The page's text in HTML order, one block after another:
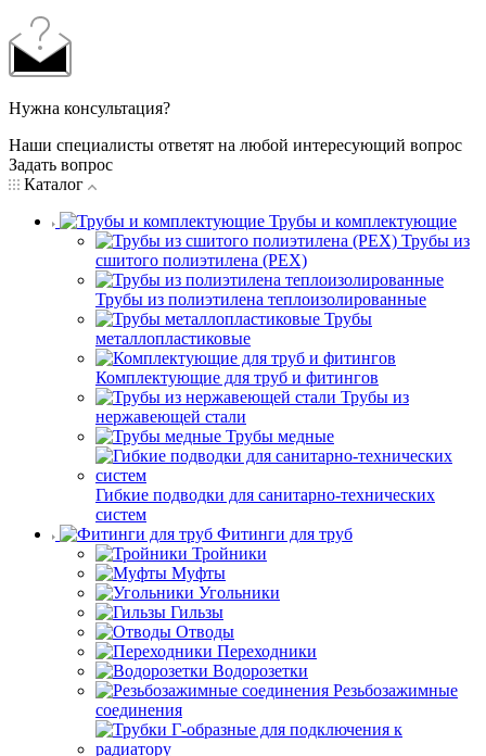
Нужна консультация?
Наши специалисты ответят на любой интересующий вопрос
Задать вопрос
Каталог
Трубы и комплектующие
Трубы из
сшитого полиэтилена (PEX)
Трубы из полиэтилена теплоизолированные
Трубы
металлопластиковые
Комплектующие для труб и фитингов
Трубы из
нержавеющей стали
Трубы медные
Гибкие подводки для санитарно-технических
систем
Фитинги для труб
Тройники
Муфты
Угольники
Гильзы
Отводы
Переходники
Водорозетки
Резьбозажимные
соединения